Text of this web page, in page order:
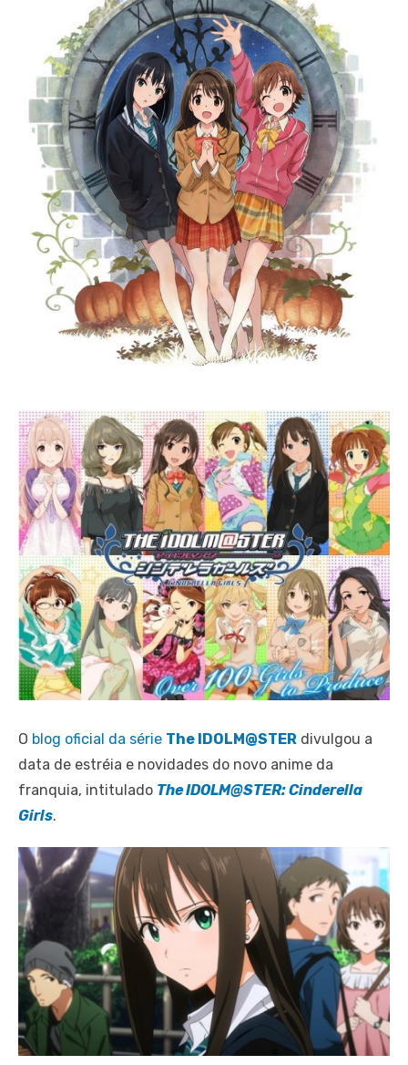
O blog oficial da série The IDOLM@STER divulgou a
data de estréia e novidades do novo anime da
franquia, intitulado The IDOLM@STER: Cinderella
Girls.